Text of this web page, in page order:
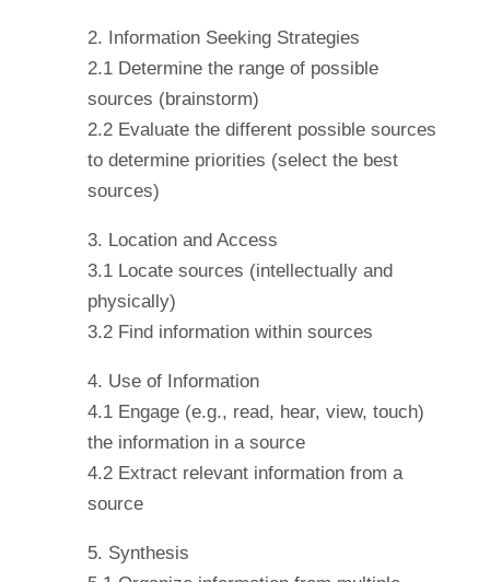
2. Information Seeking Strategies
2.1 Determine the range of possible
sources (brainstorm)
2.2 Evaluate the different possible sources
to determine priorities (select the best
sources)
3. Location and Access
3.1 Locate sources (intellectually and
physically)
3.2 Find information within sources
4. Use of Information
4.1 Engage (e.g., read, hear, view, touch)
the information in a source
4.2 Extract relevant information from a
source
5. Synthesis